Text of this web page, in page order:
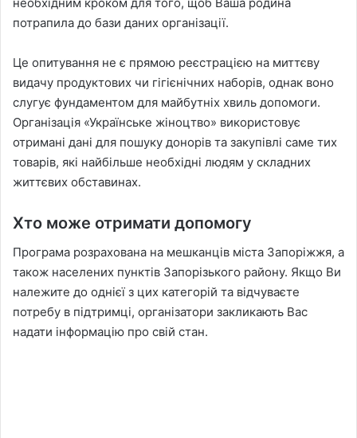
потрапила до бази даних організації.
Це опитування не є прямою реєстрацією на миттєву
видачу продуктових чи гігієнічних наборів, однак воно
слугує фундаментом для майбутніх хвиль допомоги.
Організація «Українське жіноцтво» використовує
отримані дані для пошуку донорів та закупівлі саме тих
товарів, які найбільше необхідні людям у складних
життєвих обставинах.
Хто може отримати допомогу
Програма розрахована на мешканців міста Запоріжжя, а
також населених пунктів Запорізького району. Якщо Ви
належите до однієї з цих категорій та відчуваєте
потребу в підтримці, організатори закликають Вас
надати інформацію про свій стан.